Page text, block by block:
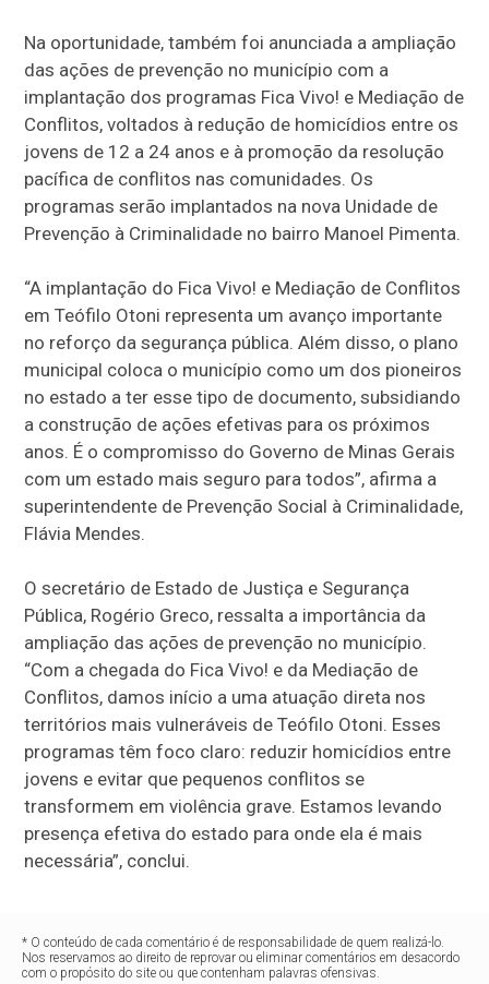
Na oportunidade, também foi anunciada a ampliação
das ações de prevenção no município com a
implantação dos programas Fica Vivo! e Mediação de
Conflitos, voltados à redução de homicídios entre os
jovens de 12 a 24 anos e à promoção da resolução
pacífica de conflitos nas comunidades. Os
programas serão implantados na nova Unidade de
Prevenção à Criminalidade no bairro Manoel Pimenta.
“A implantação do Fica Vivo! e Mediação de Conflitos
em Teófilo Otoni representa um avanço importante
no reforço da segurança pública. Além disso, o plano
municipal coloca o município como um dos pioneiros
no estado a ter esse tipo de documento, subsidiando
a construção de ações efetivas para os próximos
anos. É o compromisso do Governo de Minas Gerais
com um estado mais seguro para todos”, afirma a
superintendente de Prevenção Social à Criminalidade,
Flávia Mendes.
O secretário de Estado de Justiça e Segurança
Pública, Rogério Greco, ressalta a importância da
ampliação das ações de prevenção no município.
“Com a chegada do Fica Vivo! e da Mediação de
Conflitos, damos início a uma atuação direta nos
territórios mais vulneráveis de Teófilo Otoni. Esses
programas têm foco claro: reduzir homicídios entre
jovens e evitar que pequenos conflitos se
transformem em violência grave. Estamos levando
presença efetiva do estado para onde ela é mais
necessária”, conclui.
* O conteúdo de cada comentário é de responsabilidade de quem realizá-lo.
Nos reservamos ao direito de reprovar ou eliminar comentários em desacordo
com o propósito do site ou que contenham palavras ofensivas.